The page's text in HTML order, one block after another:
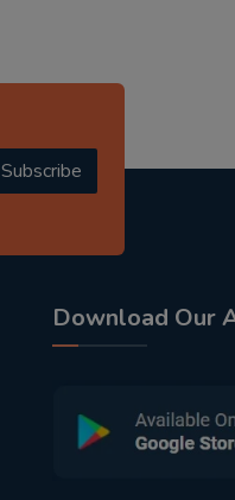
Subscribe
Download Our